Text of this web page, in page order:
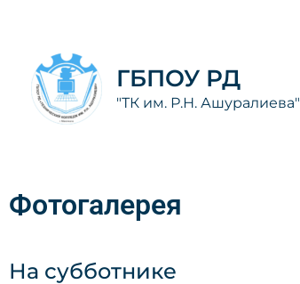
содержимому
ГБПОУ РД
"ТК им. Р.Н. Ашуралиева"
Фотогалерея
На субботнике